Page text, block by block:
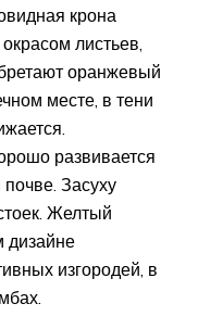
крона
листьев,
оранжевый
месте, в тени
развивается
Засуху
Желтый
дизайне
изгородей, в